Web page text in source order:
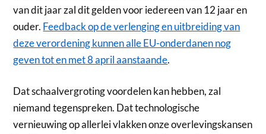
van dit jaar zal dit gelden voor iedereen van 12 jaar en
ouder. Feedback op de verlenging en uitbreiding van
deze verordening kunnen alle EU-onderdanen nog
geven tot en met 8 april aanstaande.
Dat schaalvergroting voordelen kan hebben, zal
niemand tegenspreken. Dat technologische
vernieuwing op allerlei vlakken onze overlevingskansen